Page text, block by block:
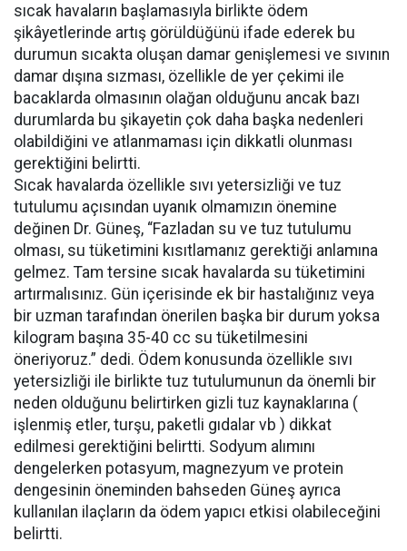
sıcak havaların başlamasıyla birlikte ödem
şikâyetlerinde artış görüldüğünü ifade ederek bu
durumun sıcakta oluşan damar genişlemesi ve sıvının
damar dışına sızması, özellikle de yer çekimi ile
bacaklarda olmasının olağan olduğunu ancak bazı
durumlarda bu şikayetin çok daha başka nedenleri
olabildiğini ve atlanmaması için dikkatli olunması
gerektiğini belirtti.
Sıcak havalarda özellikle sıvı yetersizliği ve tuz
tutulumu açısından uyanık olmamızın önemine
değinen Dr. Güneş, “Fazladan su ve tuz tutulumu
olması, su tüketimini kısıtlamanız gerektiği anlamına
gelmez. Tam tersine sıcak havalarda su tüketimini
artırmalısınız. Gün içerisinde ek bir hastalığınız veya
bir uzman tarafından önerilen başka bir durum yoksa
kilogram başına 35-40 cc su tüketilmesini
öneriyoruz.” dedi. Ödem konusunda özellikle sıvı
yetersizliği ile birlikte tuz tutulumunun da önemli bir
neden olduğunu belirtirken gizli tuz kaynaklarına (
işlenmiş etler, turşu, paketli gıdalar vb ) dikkat
edilmesi gerektiğini belirtti. Sodyum alımını
dengelerken potasyum, magnezyum ve protein
dengesinin öneminden bahseden Güneş ayrıca
kullanılan ilaçların da ödem yapıcı etkisi olabileceğini
belirtti.